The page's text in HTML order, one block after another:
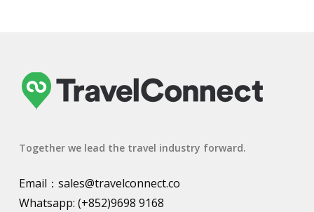
Together we lead the travel industry forward.
Email： sales@travelconnect.co
Whatsapp: (+852)9698 9168